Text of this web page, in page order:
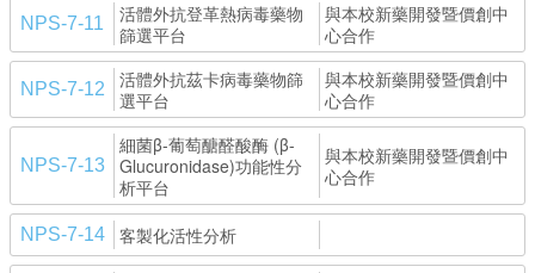
NPS-7-11
活體外抗登革熱病毒藥物
篩選平台
與本校新藥開發暨價創中
心合作
NPS-7-12
活體外抗茲卡病毒藥物篩
選平台
與本校新藥開發暨價創中
心合作
NPS-7-13
細菌β-葡萄醣醛酸酶 (β-
Glucuronidase)功能性分
析平台
與本校新藥開發暨價創中
心合作
NPS-7-14 客製化活性分析